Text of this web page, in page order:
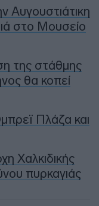
Αυγουστιάτικη
στο Μουσείο
της στάθμης
θα κοπεί
Πλάζα και
Χαλκιδικής
πυρκαγιάς